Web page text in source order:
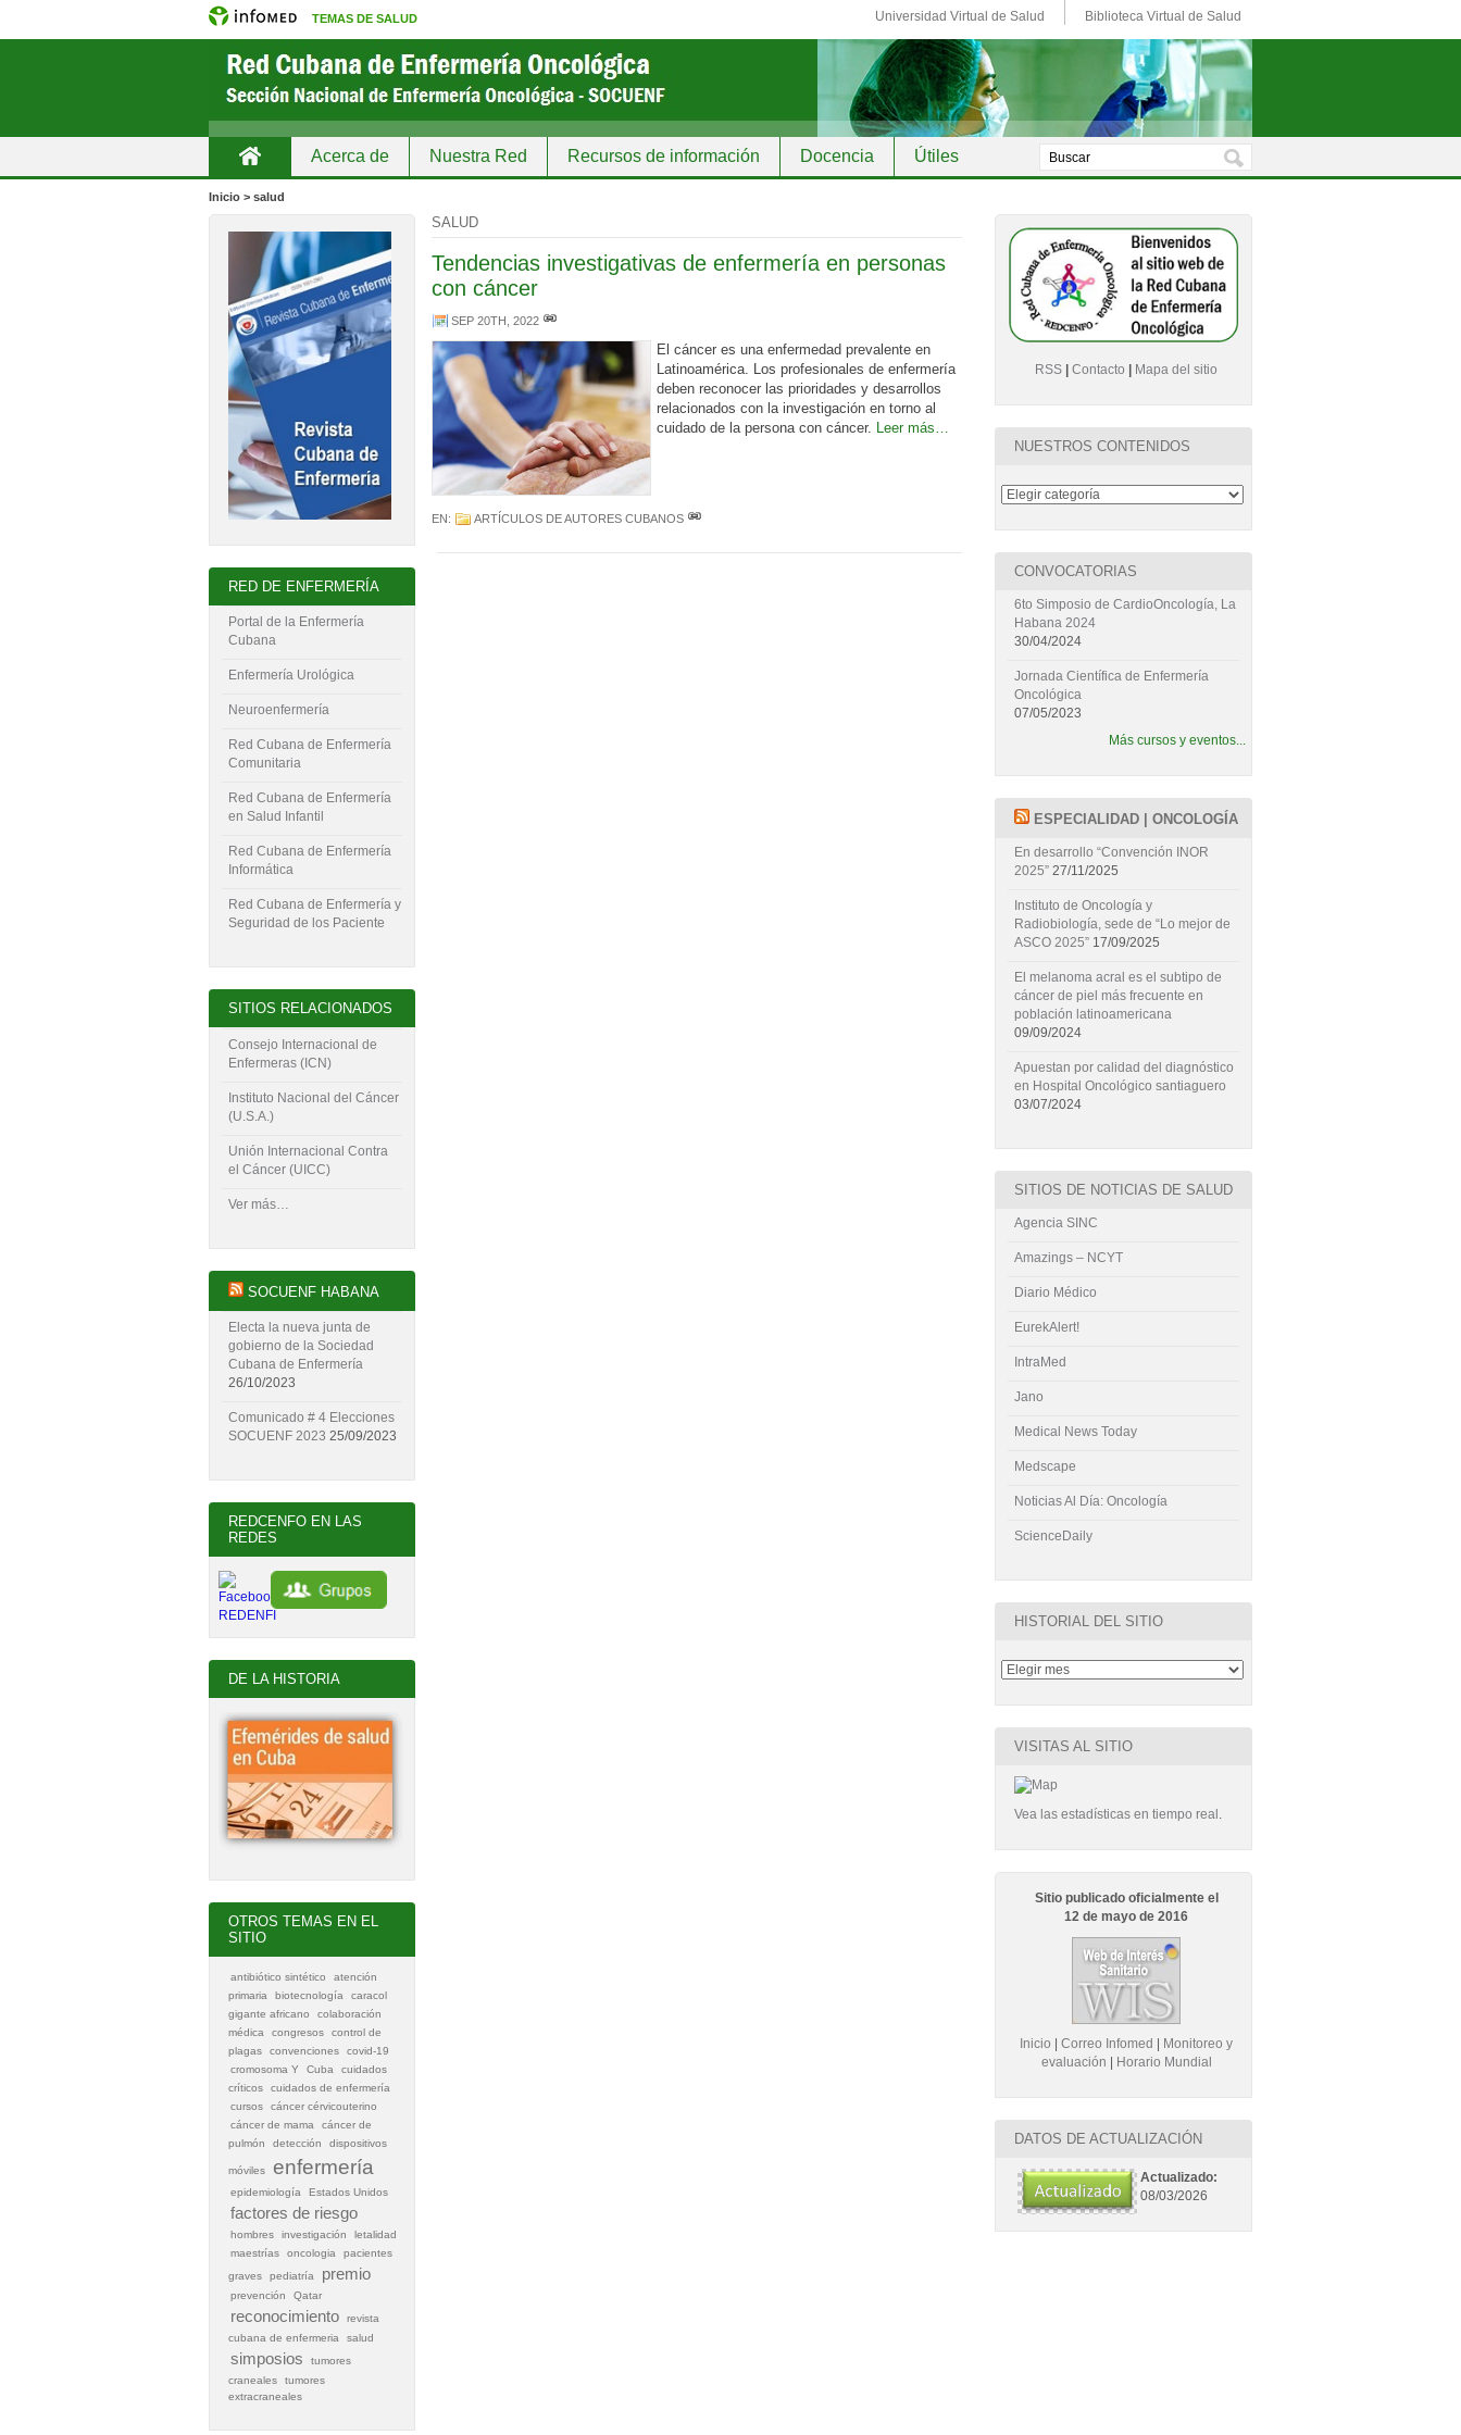
TEMAS DE SALUD Universidad Virtual de Salud Biblioteca Virtual de Salud
Acerca de Nuestra Red Recursos de información Docencia Útiles
Inicio > salud
SALUD
Tendencias investigativas de enfermería en personas
con cáncer
SEP 20TH, 2022
El cáncer es una enfermedad prevalente en
Latinoamérica. Los profesionales de enfermería
deben reconocer las prioridades y desarrollos
relacionados con la investigación en torno al
cuidado de la persona con cáncer. Leer más…
EN: ARTÍCULOS DE AUTORES CUBANOS
RED DE ENFERMERÍA
Portal de la Enfermería
Cubana
Enfermería Urológica
Neuroenfermería
Red Cubana de Enfermería
Comunitaria
Red Cubana de Enfermería
en Salud Infantil
Red Cubana de Enfermería
Informática
Red Cubana de Enfermería y
Seguridad de los Paciente
SITIOS RELACIONADOS
Consejo Internacional de
Enfermeras (ICN)
Instituto Nacional del Cáncer
(U.S.A.)
Unión Internacional Contra
el Cáncer (UICC)
Ver más…
SOCUENF HABANA
Electa la nueva junta de
gobierno de la Sociedad
Cubana de Enfermería
26/10/2023
Comunicado # 4 Elecciones
SOCUENF 2023 25/09/2023
REDCENFO EN LAS
REDES
DE LA HISTORIA
OTROS TEMAS EN EL
SITIO
antibiótico sintético
atención
primaria
biotecnología
caracol
gigante africano
colaboración
médica
congresos
control de
plagas
convenciones
covid-19
cromosoma Y
Cuba
cuidados
críticos
cuidados de enfermería
cursos
cáncer cérvicouterino
cáncer de mama
cáncer de
pulmón
detección dispositivos
móviles enfermería
epidemiología Estados Unidos
factores de riesgo
hombres investigación
letalidad
maestrías
oncologia
pacientes
graves
pediatría premio
prevención Qatar
reconocimiento
revista
cubana de enfermeria
salud
simposios
tumores
craneales
tumores
extracraneales
RSS |Contacto Mapa del sitio
NUESTROS CONTENIDOS
CONVOCATORIAS
6to Simposio de CardioOncología, La
Habana 2024
30/04/2024
Jornada Científica de Enfermería
Oncológica
07/05/2023
Más cursos y eventos...
ESPECIALIDAD | ONCOLOGÍA
En desarrollo “Convención INOR
2025” 27/11/2025
Instituto de Oncología y
Radiobiología, sede de “Lo mejor de
ASCO 2025” 17/09/2025
El melanoma acral es el subtipo de
cáncer de piel más frecuente en
población latinoamericana
09/09/2024
Apuestan por calidad del diagnóstico
en Hospital Oncológico santiaguero
03/07/2024
SITIOS DE NOTICIAS DE SALUD
Agencia SINC
Amazings – NCYT
Diario Médico
EurekAlert!
IntraMed
Jano
Medical News Today
Medscape
Noticias Al Día: Oncología
ScienceDaily
HISTORIAL DEL SITIO
VISITAS AL SITIO
Vea las estadísticas en tiempo real .
Sitio publicado oficialmente el
12 de mayo de 2016
Inicio |Correo Infomed
Monitoreo y
evaluación
Horario Mundial
DATOS DE ACTUALIZACIÓN
Actualizado:
08/03/2026